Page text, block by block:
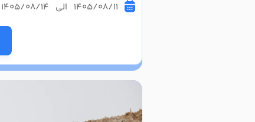
1405/08/11 الی 1405/08/14